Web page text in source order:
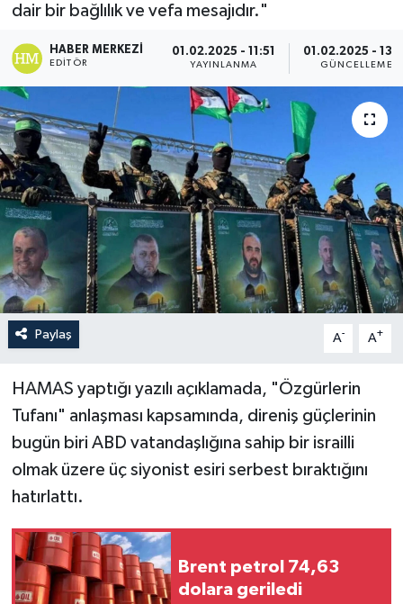
dair bir bağlılık ve vefa mesajıdır."
HABER MERKEZI
EDITÖR
01.02.2025 - 11:51
YAYINLANMA
01.02.2025 -
GÜNCELLEME
Paylaş A- A+
HAMAS yaptığı yazılı açıklamada, "Özgürlerin
Tufanı" anlaşması kapsamında, direniş güçlerinin
bugün biri ABD vatandaşlığına sahip bir israilli
olmak üzere üç siyonist esiri serbest bıraktığını
hatırlattı.
Brent petrol 74,63
dolara geriledi
Teknoloji
Yaşam